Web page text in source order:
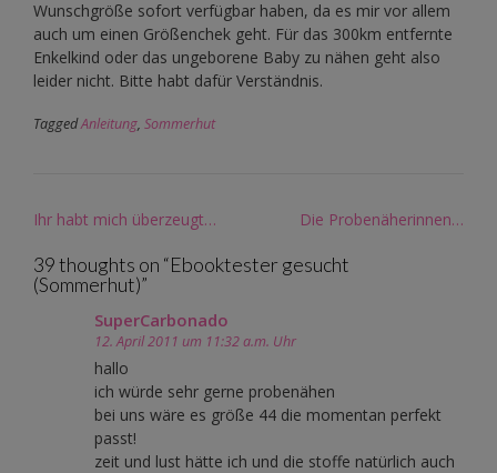
Wunschgröße sofort verfügbar haben, da es mir vor allem
auch um einen Größenchek geht. Für das 300km entfernte
Enkelkind oder das ungeborene Baby zu nähen geht also
leider nicht. Bitte habt dafür Verständnis.
TaggedAnleitung, Sommerhut
Post
Ihr habt mich überzeugt… Die Probenäherinnen…
39 thoughts on “Ebooktester gesucht
(Sommerhut)”
SuperCarbonado
12. April 2011 um 11:32 a.m. Uhr
hallo
ich würde sehr gerne probenähen
bei uns wäre es größe 44 die momentan perfekt
passt!
zeit und lust hätte ich und die stoffe natürlich auch